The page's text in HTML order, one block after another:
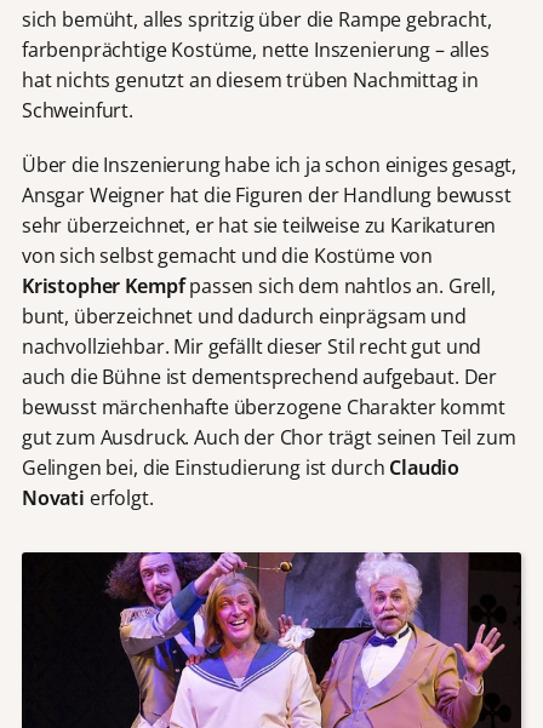
sich bemüht, alles spritzig über die Rampe gebracht,
farbenprächtige Kostüme, nette Inszenierung – alles
hat nichts genutzt an diesem trüben Nachmittag in
Schweinfurt.
Über die Inszenierung habe ich ja schon einiges gesagt,
Ansgar Weigner hat die Figuren der Handlung bewusst
sehr überzeichnet, er hat sie teilweise zu Karikaturen
von sich selbst gemacht und die Kostüme von
Kristopher Kempfpassen sich dem nahtlos an. Grell,
bunt, überzeichnet und dadurch einprägsam und
nachvollziehbar. Mir gefällt dieser Stil recht gut und
auch die Bühne ist dementsprechend aufgebaut. Der
bewusst märchenhafte überzogene Charakter kommt
gut zum Ausdruck. Auch der Chor trägt seinen Teil zum
Gelingen bei, die Einstudierung ist durch Claudio
Novati erfolgt.